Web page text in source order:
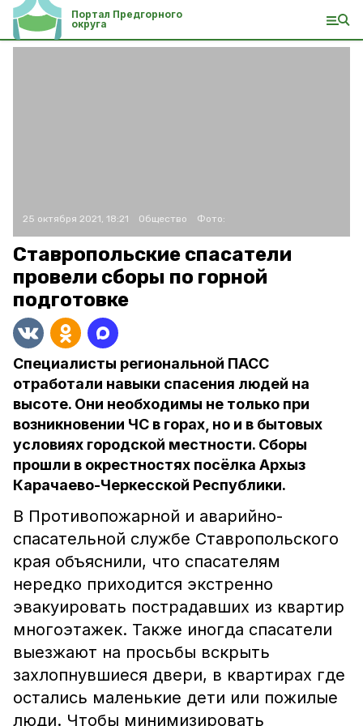
Портал Предгорного
округа
25 октября 2021, 18:21 Общество Фото:
Ставропольские спасатели
провели сборы по горной
подготовке
Специалисты региональной ПАСС
отработали навыки спасения людей на
высоте. Они необходимы не только при
возникновении ЧС в горах, но и в бытовых
условиях городской местности. Сборы
прошли в окрестностях посёлка Архыз
Карачаево-Черкесской Республики.
В Противопожарной и аварийно-
спасательной службе Ставропольского
края объяснили, что спасателям
нередко приходится экстренно
эвакуировать пострадавших из квартир
многоэтажек. Также иногда спасатели
выезжают на просьбы вскрыть
захлопнувшиеся двери, в квартирах где
остались маленькие дети или пожилые
люди. Чтобы минимизировать